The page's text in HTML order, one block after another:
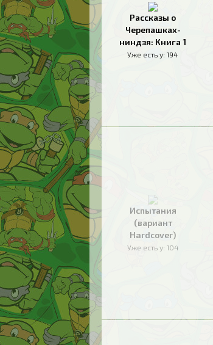
Рассказы о
Черепашках-
ниндзя: Книга 1
Уже есть у: 194
Испытания
(вариант
Hardcover)
Уже есть у: 104